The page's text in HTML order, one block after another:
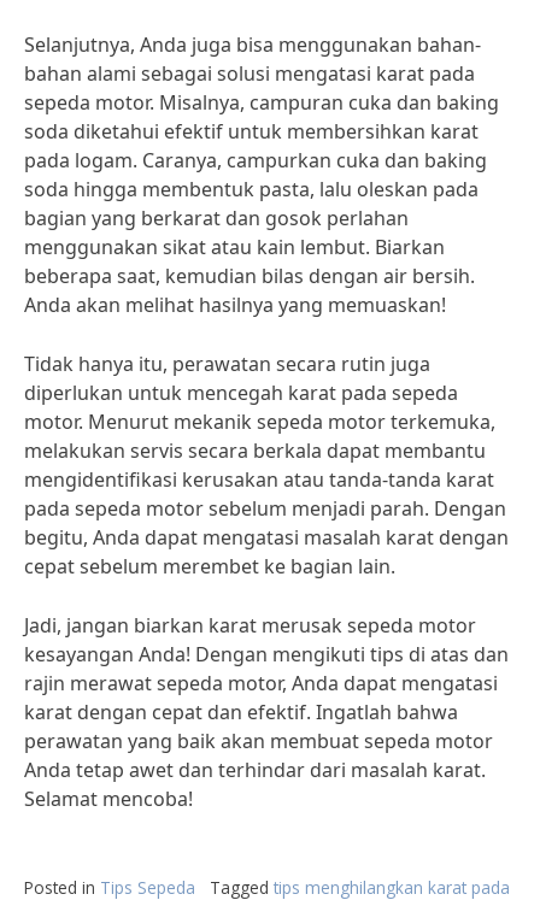
Selanjutnya, Anda juga bisa menggunakan bahan-
bahan alami sebagai solusi mengatasi karat pada
sepeda motor. Misalnya, campuran cuka dan baking
soda diketahui efektif untuk membersihkan karat
pada logam. Caranya, campurkan cuka dan baking
soda hingga membentuk pasta, lalu oleskan pada
bagian yang berkarat dan gosok perlahan
menggunakan sikat atau kain lembut. Biarkan
beberapa saat, kemudian bilas dengan air bersih.
Anda akan melihat hasilnya yang memuaskan!
Tidak hanya itu, perawatan secara rutin juga
diperlukan untuk mencegah karat pada sepeda
motor. Menurut mekanik sepeda motor terkemuka,
melakukan servis secara berkala dapat membantu
mengidentifikasi kerusakan atau tanda-tanda karat
pada sepeda motor sebelum menjadi parah. Dengan
begitu, Anda dapat mengatasi masalah karat dengan
cepat sebelum merembet ke bagian lain.
Jadi, jangan biarkan karat merusak sepeda motor
kesayangan Anda! Dengan mengikuti tips di atas dan
rajin merawat sepeda motor, Anda dapat mengatasi
karat dengan cepat dan efektif. Ingatlah bahwa
perawatan yang baik akan membuat sepeda motor
Anda tetap awet dan terhindar dari masalah karat.
Selamat mencoba!
Posted in Tips Sepeda Tagged tips menghilangkan karat pada